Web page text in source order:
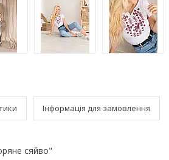
Інформація для замовлення
сяйво"